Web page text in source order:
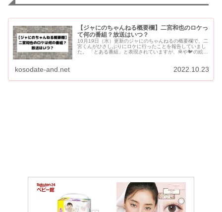
【ジャにのちゃんねる概要欄】二宮和也のロケっ
て何の番組？放送はいつ？
10月19日（水）更新のジャにのちゃんねるの概要欄で、二
宮くんがひさしぶりにロケに行ったことを報告していまし
た。 「とある番組」と表現されていますが、🦧や🐦の絵文
kosodate-and.net 2022.10.23